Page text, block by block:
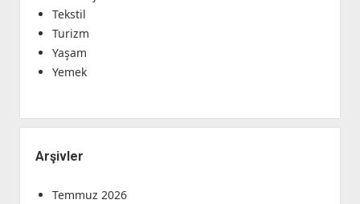
Tekstil
Turizm
Yaşam
Yemek
Arşivler
Temmuz 2026